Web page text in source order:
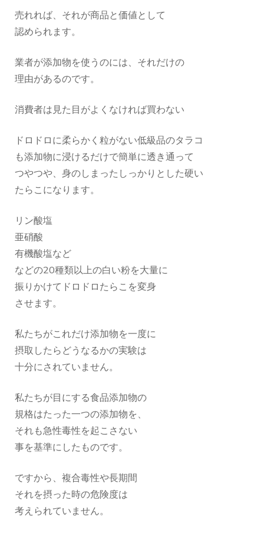
売れれば、それが商品と価値として
認められます。
業者が添加物を使うのには、それだけの
理由があるのです。
消費者は見た目がよくなければ買わない
ドロドロに柔らかく粒がない低級品のタラコ
も添加物に浸けるだけで簡単に透き通って
つやつや、身のしまったしっかりとした硬い
たらこになります。
リン酸塩
亜硝酸
有機酸塩など
などの20種類以上の白い粉を大量に
振りかけてドロドロたらこを変身
させます。
私たちがこれだけ添加物を一度に
摂取したらどうなるかの実験は
十分にされていません。
私たちが目にする食品添加物の
規格はたった一つの添加物を、
それも急性毒性を起こさない
事を基準にしたものです。
ですから、複合毒性や長期間
それを摂った時の危険度は
考えられていません。